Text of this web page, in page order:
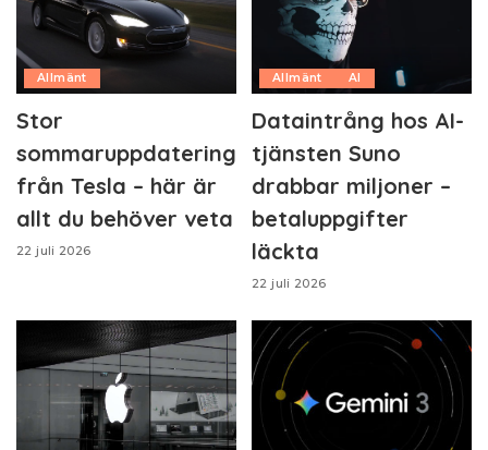
Allmänt
Stor
sommaruppdatering
från Tesla – här är
allt du behöver veta
22 juli 2026
Allmänt AI
Dataintrång hos AI-
tjänsten Suno
drabbar miljoner –
betaluppgifter
läckta
22 juli 2026